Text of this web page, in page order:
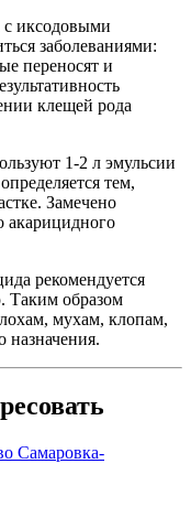
иксодовыми
заболеваниями:
переносят и
клещей рода
1-2 л эмульсии
тем,
Замечено
акарицидного
рекомендуется
Таким образом
мухам, клопам,
назначения.